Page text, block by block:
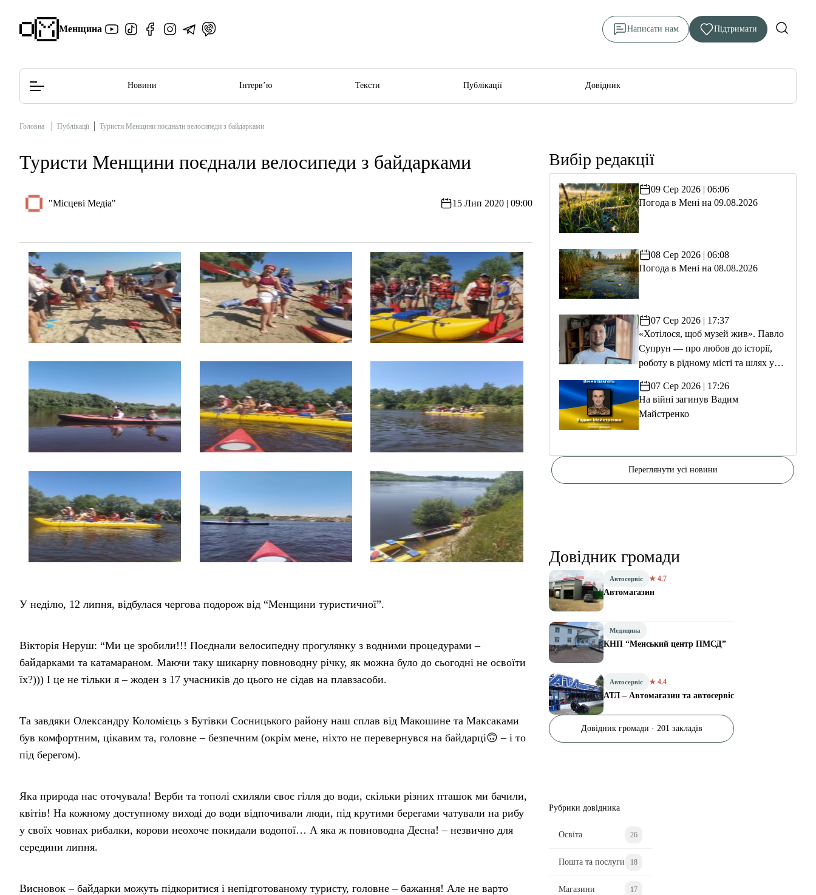
Менщина Написати нам Підтримати
Редакційна політика
Новини Інтерв’ю Тексти Публікації Довідник
Головна Публікації Туристи Менщини поєднали велосипеди з байдарками
Туристи Менщини поєднали велосипеди з байдарками
"Місцеві Медіа" 15 Лип 2020 | 09:00
У неділю, 12 липня, відбулася чергова подорож від “Менщини туристичної”.
Вікторія Неруш: “Ми це зробили!!! Поєднали велосипедну прогулянку з водними процедурами –
байдарками та катамараном. Маючи таку шикарну повноводну річку, як можна було до сьогодні не освоїти
їх?))) І це не тільки я – жоден з 17 учасників до цього не сідав на плавзасоби.
Та завдяки Олександру Коломієць з Бутівки Сосницького району наш сплав від Макошине та Максаками
був комфортним, цікавим та, головне – безпечним (окрім мене, ніхто не перевернувся на байдарці🙃 – і то
під берегом).
Яка природа нас оточувала! Верби та тополі схиляли своє гілля до води, скільки різних пташок ми бачили,
квітів! На кожному доступному виході до води відпочивали люди, під крутими берегами чатували на рибу
у своїх човнах рибалки, корови неохоче покидали водопої… А яка ж повноводна Десна! – незвично для
середини липня.
Висновок – байдарки можуть підкоритися і непідготованому туристу, головне – бажання! Але не варто
Вибір редакції
09 Сер 2026 | 06:06
Погода в Мені на 09.08.2026
08 Сер 2026 | 06:08
Погода в Мені на 08.08.2026
07 Сер 2026 | 17:37
«Хотілося, щоб музей жив». Павло
Супрун — про любов до історії,
роботу в рідному місті та шлях у
07 Сер 2026 | 17:26
На війні загинув Вадим
Майстренко
Переглянути усі новини
Довідник громади
Автосервіс ★ 4.7
Автомагазин
Медицина
КНП “Менський центр ПМСД”
Автосервіс ★ 4.4
АТЛ – Автомагазин та автосервіс
Довідник громади · 201 закладів
Рубрики довідника
Освіта 26
Пошта та послуги 18
Магазини 17